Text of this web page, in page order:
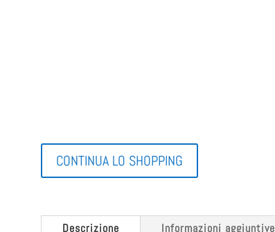
CONTINUA LO SHOPPING
Descrizione Informazioni aggiuntive